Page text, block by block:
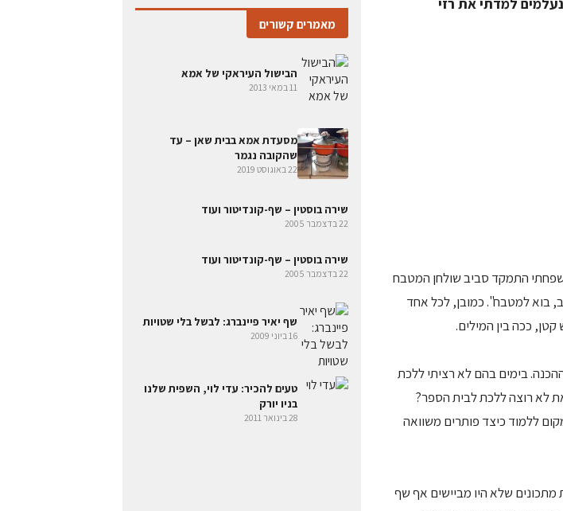
התמקד סביב שולחן המטבח
בוא למטבח". כמובן, לכל אחד
קטן, ככה בין המילים.
בימים בהם לא רציתי ללכת
לא רוצה ללכת לבית הספר?
ללמוד כיצד פותרים משוואה
שלא היו מביישים אף שף
מאמרים קשורים
הבישול העיראקי של אמא
11 במאי 2013
מסעדת אמא בבית שאן – עד
שהקובה נגמר
22 באוגוסט 2019
שירה בוסטין – שף-קונדיטור ועוד
22 בדצמבר 2005
שירה בוסטין – שף-קונדיטור ועוד
22 בדצמבר 2005
שף יאיר פיינברג: לבשל בלי שטויות
16 ביוני 2009
טעים להכיר: עדי לוי, השפית שלנו
בניו יורק
28 בינואר 2011